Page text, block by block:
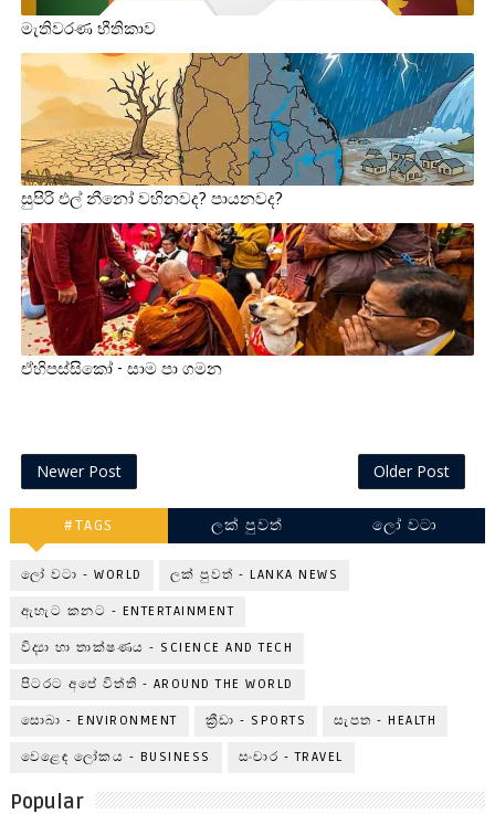
මැතිවරණ භීතිකාව
සුපිරි එල් නීනෝ වහිනවද? පායනවද?
ඒහිපස්සිකෝ - සාම පා ගමන
Newer Post Older Post
#TAGS ලක් පුවත් ලෝ වටා
ලෝ වටා - WORLD ලක් පුවත් - LANKA NEWS
ඇහැට කනට - ENTERTAINMENT
විද්‍යා හා තාක්ෂණය - SCIENCE AND TECH
පිටරට අපේ විත්ති - AROUND THE WORLD
සොබා - ENVIRONMENT ක්‍රීඩා - SPORTS සැපත - HEALTH
වෙළෙඳ ලෝකය - BUSINESS සංචාර - TRAVEL
Popular